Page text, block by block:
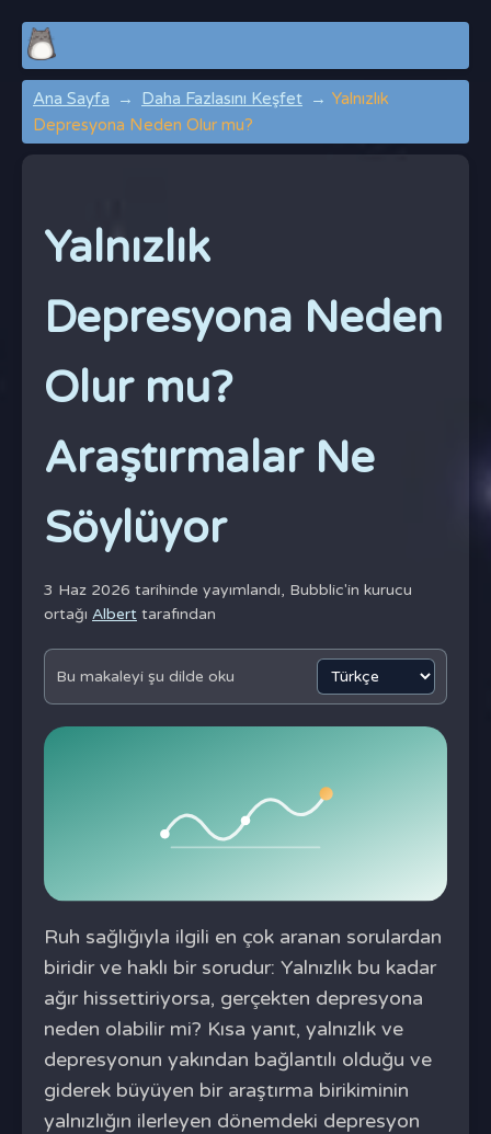
Ana Sayfa Daha Fazlasını Keşfet
Yalnızlık
Depresyona Neden Olur mu?
Yalnızlık
Depresyona Neden
Olur mu?
Araştırmalar Ne
Söylüyor
3 Haz 2026 tarihinde yayımlandı, Bubblic'in kurucu
ortağı Albert tarafından
Bu makaleyi şu dilde oku
Ruh sağlığıyla ilgili en çok aranan sorulardan
biridir ve haklı bir sorudur: Yalnızlık bu kadar
ağır hissettiriyorsa, gerçekten depresyona
neden olabilir mi? Kısa yanıt, yalnızlık ve
depresyonun yakından bağlantılı olduğu ve
giderek büyüyen bir araştırma birikiminin
yalnızlığın ilerleyen dönemdeki depresyon